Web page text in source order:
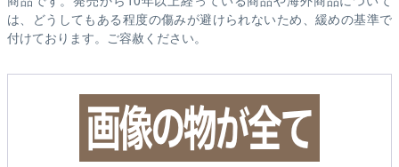
は、どうしてもある程度の傷みが避けられないため、緩めの基準で
付けております。ご容赦ください。